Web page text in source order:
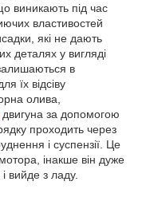
виникають під час
властивостей
які не дають
деталях у вигляді
в
їх відсіву
олива,
двигуна за допомогою
проходить через
і суспензії. Це
інакше він дуже
вийде з ладу.